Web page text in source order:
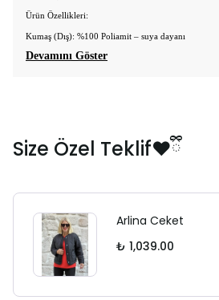
Ürün Özellikleri:
Kumaş (Dış): %100 Poliamit – suya dayanı
Devamını Göster
Size Özel Teklif❤️ྀི
Arlina Ceket
₺ 1,039.00